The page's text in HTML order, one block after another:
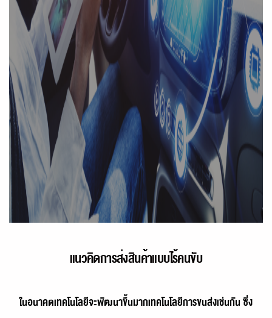
แนวคิดการส่งสินค้าแบบไร้คนขับ
ในอนาคตเทคโนโลยีจะพัฒนาขึ้นมากเทคโนโลยีการขนส่งเช่นกัน ซึ่ง